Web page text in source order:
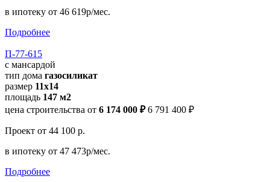
в ипотеку от 46 619р/мес.
Подробнее
П-77-615
с мансардой
тип дома газосиликат
размер 11x14
площадь 147 м2
цена строительства от 6 174 000 ₽ 6 791 400 ₽
Проект от 44 100 р.
в ипотеку от 47 473р/мес.
Подробнее